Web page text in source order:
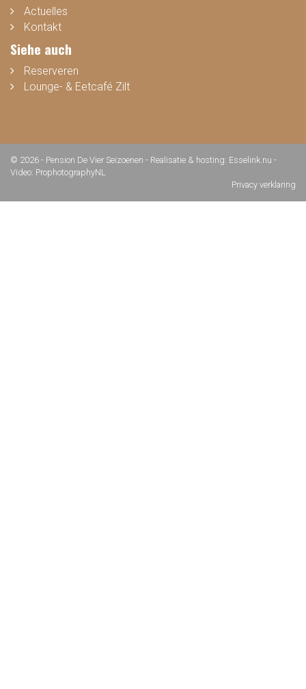
Actuelles
Kontakt
Siehe auch
Reserveren
Lounge- & Eetcafé Zilt
© 2026 - Pension De Vier Seizoenen - Realisatie & hosting: Esselink.nu -
Video: ProphotographyNL
Privacy verklaring